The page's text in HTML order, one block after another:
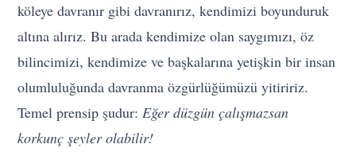
köleye davranır gibi davranırız, kendimizi boyunduruk
altına alırız. Bu arada kendimize olan saygımızı, öz
bilincimizi, kendimize ve başkalarına yetişkin bir insan
olumluluğunda davranma özgürlüğümüzü yitiririz.
Temel prensip şudur:Eğer düzgün çalışmazsan
korkunç şeyler olabilir!